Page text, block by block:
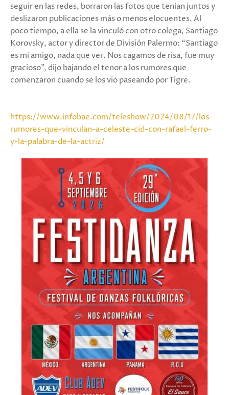
seguir en las redes, borraron las fotos que tenían juntos y
deslizaron publicaciones más o menos elocuentes. Al
poco tiempo, a ella se la vinculó con otro colega, Santiago
Korovsky, actor y director de División Palermo: “Santiago
es mi amigo, nada que ver. Nos cagamos de risa, fue muy
gracioso”, dijo bajando el tenor a los rumores que
comenzaron cuando se los vio paseando por Tigre.
https://www.infobae.com/teleshow/2024/08/17/los-
rumores-que-vinculan-a-celeste-cid-con-rafael-ferro-
y-la-palabra-de-la-actriz/